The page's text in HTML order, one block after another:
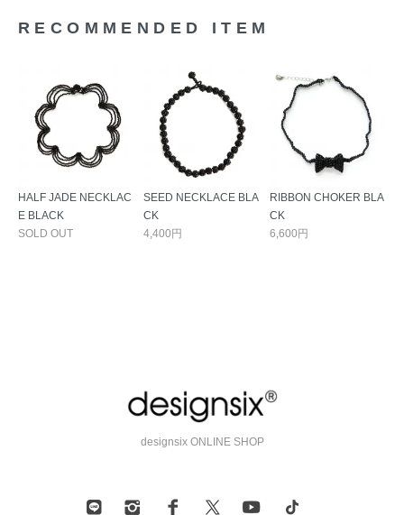
RECOMMENDED ITEM
HALF JADE NECKLAC
E BLACK
SOLD OUT
SEED NECKLACE BLA
CK
4,400円
RIBBON CHOKER BLA
CK
6,600円
designsix ONLINE SHOP